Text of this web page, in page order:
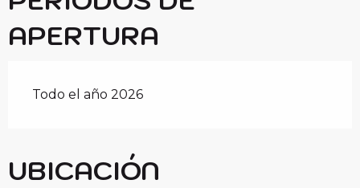
APERTURA
Todo el año 2026
UBICACIÓN